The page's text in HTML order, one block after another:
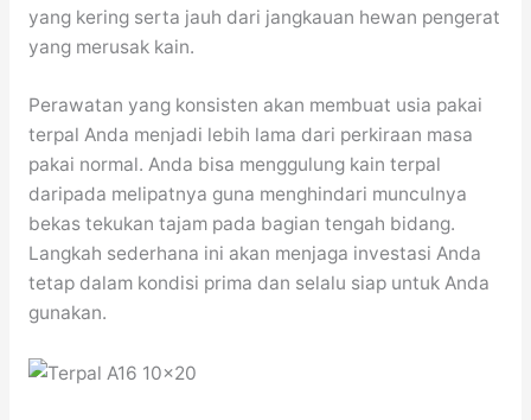
yang kering serta jauh dari jangkauan hewan pengerat
yang merusak kain.
Perawatan yang konsisten akan membuat usia pakai
terpal Anda menjadi lebih lama dari perkiraan masa
pakai normal. Anda bisa menggulung kain terpal
daripada melipatnya guna menghindari munculnya
bekas tekukan tajam pada bagian tengah bidang.
Langkah sederhana ini akan menjaga investasi Anda
tetap dalam kondisi prima dan selalu siap untuk Anda
gunakan.